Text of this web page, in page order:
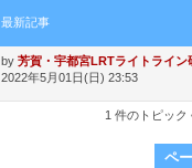
最新記事
最
新
by 芳賀・宇都宮LRTライトライン
2022年5月01日(日) 23:53
1 件のトピック
ペ